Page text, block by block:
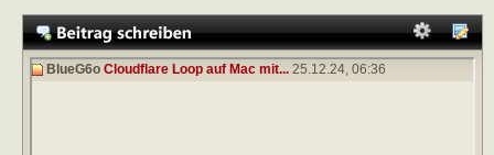
BlueG6o Cloudflare Loop auf Mac mit... 25.12.24, 06:36